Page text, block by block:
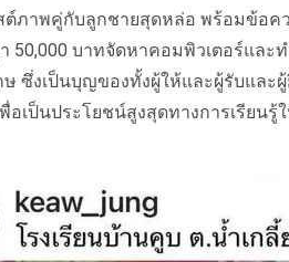
ต์ภาพคู่กับลูกชายสุดหล่อ พร้อมข้อ
บาทจัดหาคอมพิวเตอร์และ
ษ ซึ่งเป็นบุญของทั้งผู้ให้และผู้รับแล
อเป็นประโยชน์สูงสุดทางการเรียน